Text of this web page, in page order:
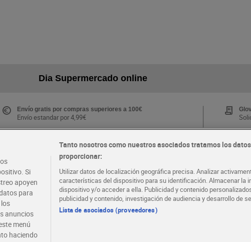
Dia Supermercado online
Envío gratis por compras superiores a 100€
Envío estandar por 4,99€
Folletos y Tiendas
cercana
EMPLEO
Si
apoyen
para
anuncios
menú
haciendo
Tanto nosotros como nuestros asociados tratamos los
proporcionar:
Utilizar datos de localización geográfica precisa. Analizar
características del dispositivo para su identificación. Almacenar la
dispositivo y/o acceder a ella. Publicidad y contenido
publicidad y contenido, investigación de audiencia y desarrollo de
Lista de asociados (proveedores)